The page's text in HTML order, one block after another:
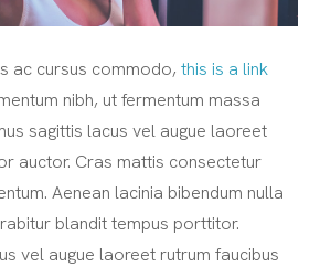
ac cursus commodo, this is a link
nibh, ut fermentum massa
sagittis lacus vel augue laoreet
auctor. Cras mattis consectetur
Aenean lacinia bibendum nulla
blandit tempus porttitor.
vel augue laoreet rutrum faucibus